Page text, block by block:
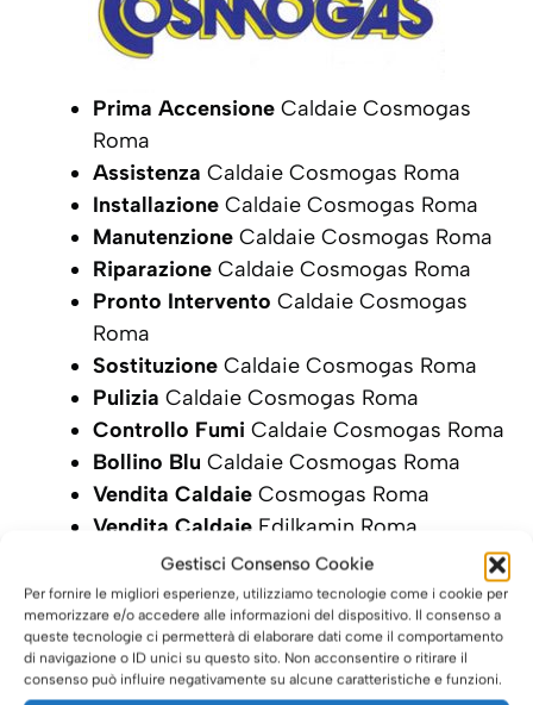
Gestisci Consenso Cookie
Per fornire le migliori esperienze, utilizziamo tecnologie come i cookie per
memorizzare e/o accedere alle informazioni del dispositivo. Il consenso a
queste tecnologie ci permetterà di elaborare dati come il comportamento
di navigazione o ID unici su questo sito. Non acconsentire o ritirare il
consenso può influire negativamente su alcune caratteristiche e funzioni.
Prima Accensione Caldaie Cosmogas
Roma
Assistenza Caldaie Cosmogas Roma
Installazione Caldaie Cosmogas Roma
Manutenzione Caldaie Cosmogas Roma
Riparazione Caldaie Cosmogas Roma
Pronto Intervento Caldaie Cosmogas
Roma
Sostituzione Caldaie Cosmogas Roma
Pulizia Caldaie Cosmogas Roma
Controllo Fumi Caldaie Cosmogas Roma
Bollino Blu Caldaie Cosmogas Roma
Vendita Caldaie Cosmogas Roma
Vendita Caldaie Edilkamin Roma
SCRIVI ORA LA TUA RICHIESTA DI
INTERVENTO